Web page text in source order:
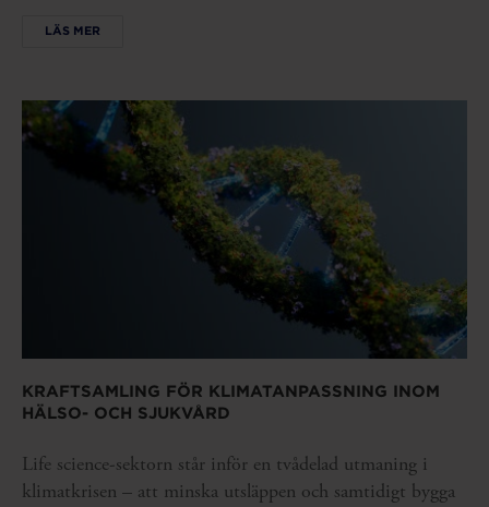
LÄS MER
KRAFTSAMLING FÖR KLIMATANPASSNING INOM
HÄLSO- OCH SJUKVÅRD
Life science-sektorn står inför en tvådelad utmaning i
klimatkrisen – att minska utsläppen och samtidigt bygga